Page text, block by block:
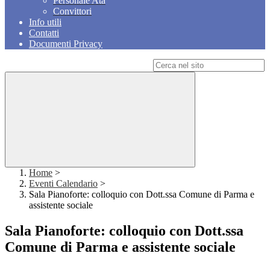
Convittori
Info utili
Contatti
Documenti Privacy
Home >
Eventi Calendario >
Sala Pianoforte: colloquio con Dott.ssa Comune di Parma e
assistente sociale
Sala Pianoforte: colloquio con Dott.ssa
Comune di Parma e assistente sociale